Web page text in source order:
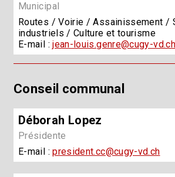
Municipal
Routes / Voirie / Assainissement /
industriels / Culture et tourisme
E-mail :jean-louis.genre@cugy-vd.ch
Conseil communal
Déborah Lopez
Présidente
E-mail :president.cc@cugy-vd.ch